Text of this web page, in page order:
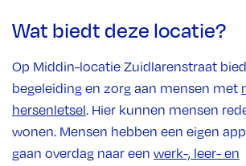
Wat biedt deze locatie?
Op Middin-locatie Zuidlarenstraat
begeleiding en zorg aan mensen met
hersenletsel. Hier kunnen mensen
wonen. Mensen hebben een eigen
gaan overdag naar een werk-, leer- en